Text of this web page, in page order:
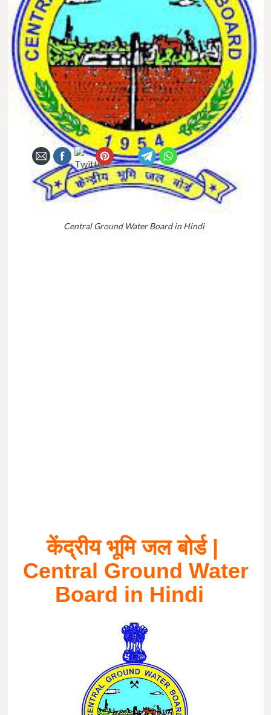
Central Ground Water Board in Hindi
केंद्रीय भूमि जल बोर्ड |
Central Ground Water
Board in Hindi